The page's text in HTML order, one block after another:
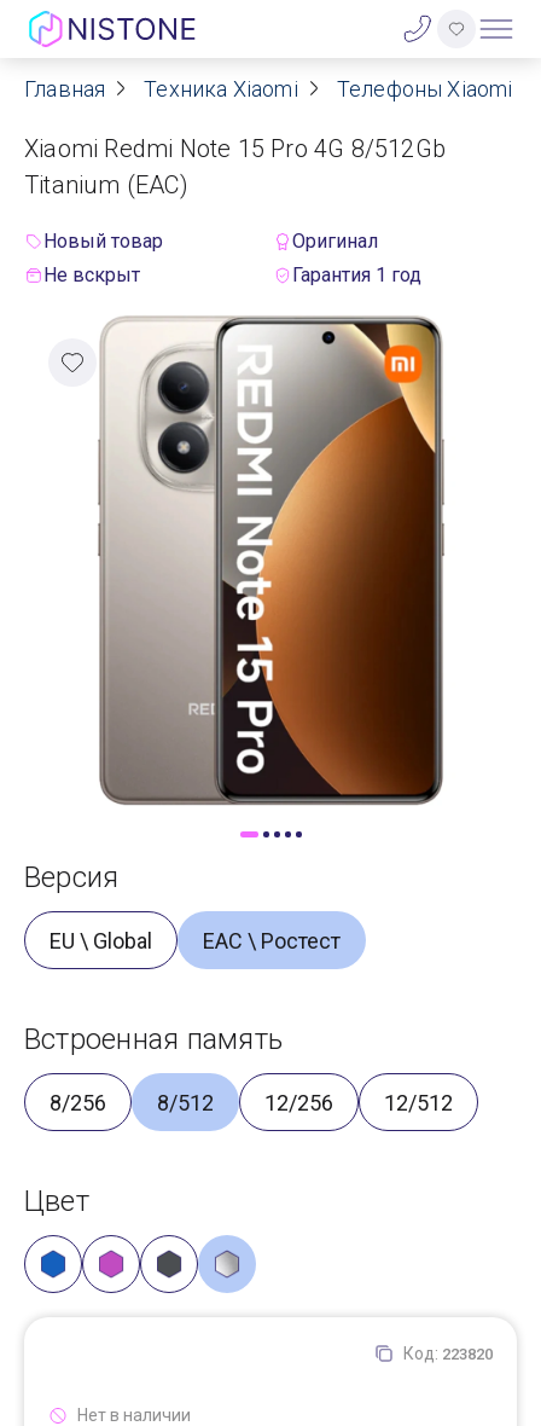
Акции
О нас
Договор оферты
Реквизиты
Контакты
Гарантия
Главная Техника Xiaomi Телефоны Xiaomi
Xiaomi Redmi Note 15 Pro 4G 8/512Gb
Titanium (EAC)
Новый товар
Оригинал
Не вскрыт
Гарантия 1 год
Версия
EU \ Global ЕАС \ Ростест
Встроенная память
8/256 8/512 12/256 12/512
Цвет
Код: 223820
Нет в наличии